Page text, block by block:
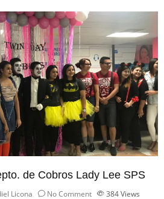
de Cobros Lady Lee SPS
Licona No Comment 384Views